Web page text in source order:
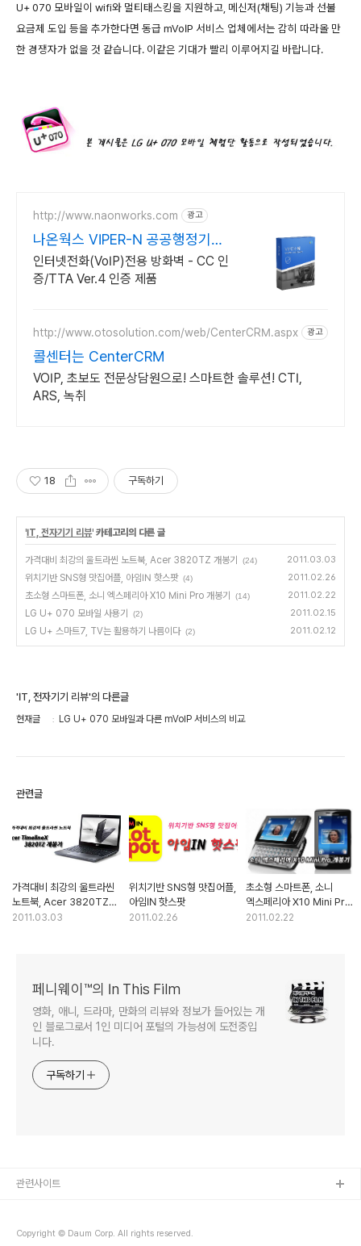
U+ 070 모바일이 wifi와 멀티태스킹을 지원하고, 메신저(채팅) 기능과 선불
요금제 도입 등을 추가한다면 동급 mVoIP 서비스 업체에서는 감히 따라올 만
한 경쟁자가 없을 것 같습니다. 이같은 기대가 빨리 이루어지길 바랍니다.
http://www.naonworks.com 광고
나온웍스 VIPER-N 공공행정기관
점유율 No.1
인터넷전화(VoIP)전용 방화벽 - CC 인
증/TTA Ver.4 인증 제품
http://www.otosolution.com/web/CenterCRM.aspx 광고
콜센터는 CenterCRM
VOIP, 초보도 전문상담원으로! 스마트한 솔루션! CTI,
ARS, 녹취
18 구독하기
'IT, 전자기기 리뷰' 카테고리의 다른 글
가격대비 최강의 울트라씬 노트북, Acer 3820TZ 개봉기 (24) 2011.03.03
위치기반 SNS형 맛집어플, 아임IN 핫스팟 (4) 2011.02.26
초소형 스마트폰, 소니 엑스페리아 X10 Mini Pro 개봉기 (14) 2011.02.22
LG U+ 070 모바일 사용기 (2) 2011.02.15
LG U+ 스마트7, TV는 활용하기 나름이다 (2) 2011.02.12
'IT, 전자기기 리뷰'의 다른글
현재글 LG U+ 070 모바일과 다른 mVoIP 서비스의 비교
관련글
가격대비 최강의 울트라씬
노트북, Acer 3820TZ
개봉기
2011.03.03
위치기반 SNS형 맛집어플,
아임IN 핫스팟
2011.02.26
초소형 스마트폰, 소니
엑스페리아 X10 Mini Pro
개봉기
2011.02.22
페니웨이™의 In This Film
영화, 애니, 드라마, 만화의 리뷰와 정보가 들어있는 개
인 블로그로서 1인 미디어 포털의 가능성에 도전중입
니다.
구독하기
Copyright © Daum Corp. All rights reserved.
관련사이트